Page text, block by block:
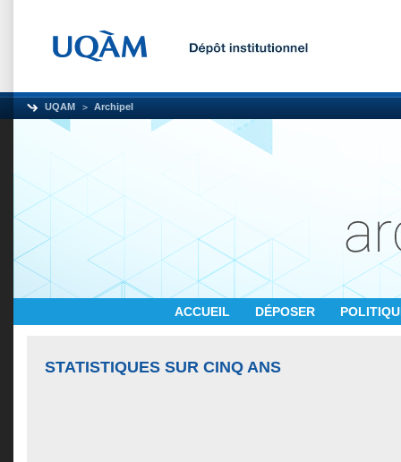
UQAM Archipel
ACCUEIL DÉPOSER
STATISTIQUES SUR CINQ ANS